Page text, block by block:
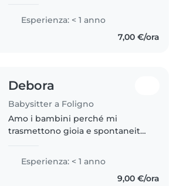
bambini. Ho avuto un esperienza
di un mese in un campus con
Esperienza: < 1 anno
7,00 €/ora
Debora
Babysitter a Foligno
Amo i bambini perché mi
trasmettono gioia e spontaneità,
prendermene cura. Cerco
sempre di essere paziente,
rispettosa e di far sentire gli altri
Esperienza: < 1 anno
9,00 €/ora